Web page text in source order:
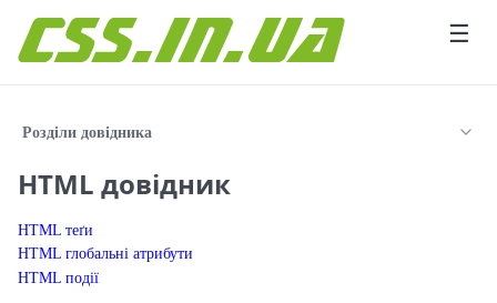
☰
Розділи довідника
HTML довідник
HTML теґи
HTML глобальні атрибути
HTML події